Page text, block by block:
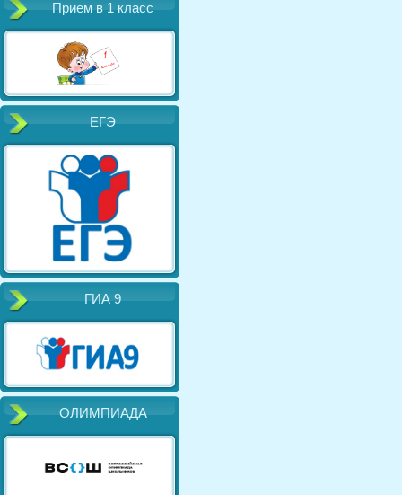
Прием в 1 класс
ЕГЭ
ГИА 9
ОЛИМПИАДА